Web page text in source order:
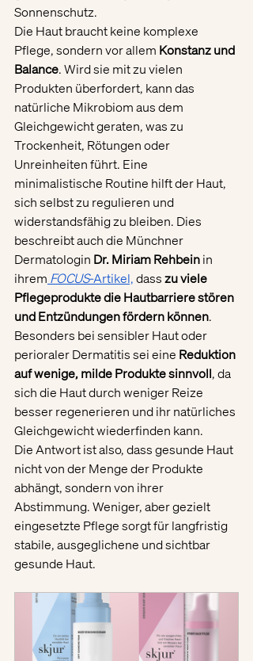
Sonnenschutz.
Die Haut braucht keine komplexe
Pflege, sondern vor allem Konstanz und
Balance. Wird sie mit zu vielen
Produkten überfordert, kann das
natürliche Mikrobiom aus dem
Gleichgewicht geraten, was zu
Trockenheit, Rötungen oder
Unreinheiten führt. Eine
minimalistische Routine hilft der Haut,
sich selbst zu regulieren und
widerstandsfähig zu bleiben. Dies
beschreibt auch die Münchner
Dermatologin Dr. Miriam Rehbein in
ihrem FOCUS-Artikel, dass zu viele
Pflegeprodukte die Hautbarriere stören
und Entzündungen fördern können.
Besonders bei sensibler Haut oder
perioraler Dermatitis sei eine Reduktion
auf wenige, milde Produkte sinnvoll, da
sich die Haut durch weniger Reize
besser regenerieren und ihr natürliches
Gleichgewicht wiederfinden kann.
Die Antwort ist also, dass gesunde Haut
nicht von der Menge der Produkte
abhängt, sondern von ihrer
Abstimmung. Weniger, aber gezielt
eingesetzte Pflege sorgt für langfristig
stabile, ausgeglichene und sichtbar
gesunde Haut.